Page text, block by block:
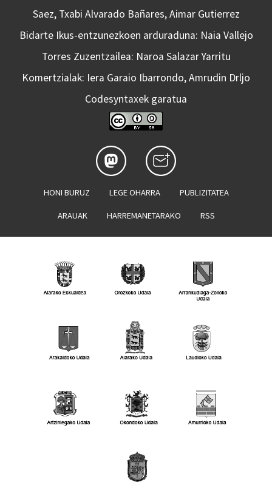
Saez, Txabi Alvarado Bañares, Aimar Gutierrez
Bidarte Ikus-entzunezkoen arduraduna: Naia Vallejo
Torres Zuzentzailea: Naroa Salazar Yarritu
Komertzialak: Iera Garaio Ibarrondo, Amrudin Drljo
Codesyntaxek garatua
HONI BURUZ LEGE OHARRA PUBLIZITATEA
ARAUAK HARREMANETARAKO RSS